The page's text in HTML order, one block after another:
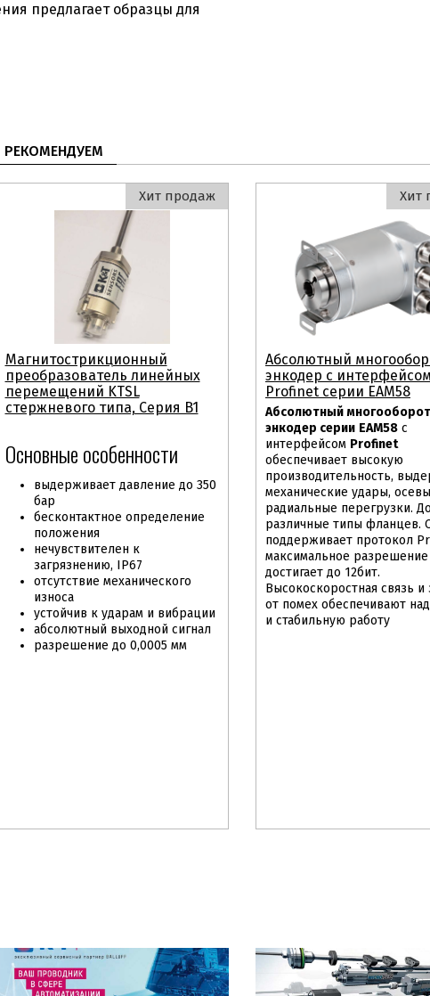
предлагает образцы для
РЕКОМЕНДУЕМ
Хит продаж
Магнитострикционный
преобразователь линейных
перемещений KTSL
стержневого типа, Серия B1
Основные особенности
выдерживает давление до 350
бар
бесконтактное определение
положения
нечувствителен к
загрязнению, IP67
отсутствие механического
износа
устойчив к ударам и вибрации
абсолютный выходной сигнал
разрешение до 0,0005 мм
Хит
Абсолютный
энкодер с интерфейсом
Profinet серии EAM58
Абсолютный
энкодер серии EAM58 с
интерфейсом Profinet
обеспечивает высокую
производительность,
механические удары,
радиальные перегрузки.
различные типы фланцев.
поддерживает протокол
максимальное разрешение
достигает до 12бит.
Высокоскоростная связь и
от помех обеспечивают
и стабильную работу